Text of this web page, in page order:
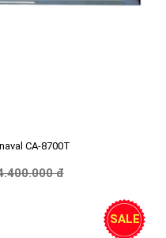
CA-8700T
đ
SALE